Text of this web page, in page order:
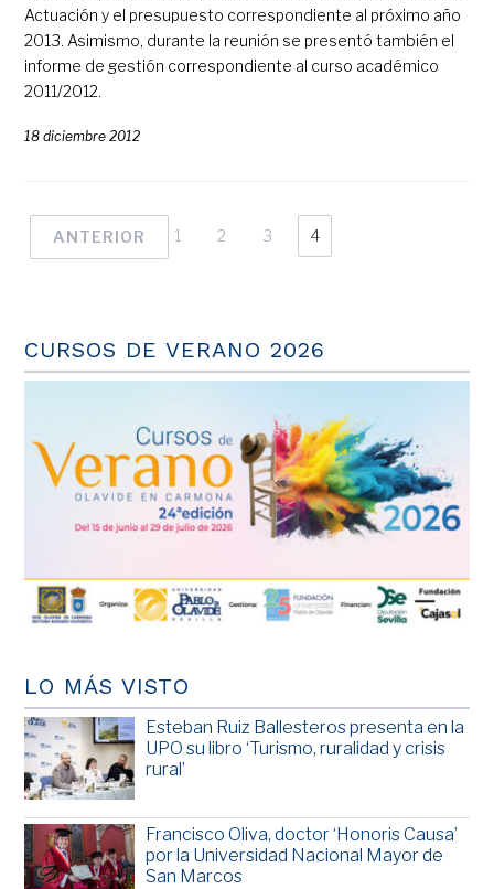
Actuación y el presupuesto correspondiente al próximo año
2013. Asimismo, durante la reunión se presentó también el
informe de gestión correspondiente al curso académico
2011/2012.
18 diciembre 2012
ANTERIOR 1 2 3 4
CURSOS DE VERANO 2026
LO MÁS VISTO
Esteban Ruiz Ballesteros presenta en la
UPO su libro ‘Turismo, ruralidad y crisis
rural’
Francisco Oliva, doctor ‘Honoris Causa’
por la Universidad Nacional Mayor de
San Marcos